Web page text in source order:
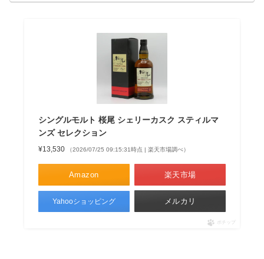
シングルモルト 桜尾 シェリーカスク スティルマ
ンズ セレクション
¥13,530 （2026/07/25 09:15:31時点 | 楽天市場調べ）
Amazon 楽天市場
Yahooショッピング メルカリ
ポチップ